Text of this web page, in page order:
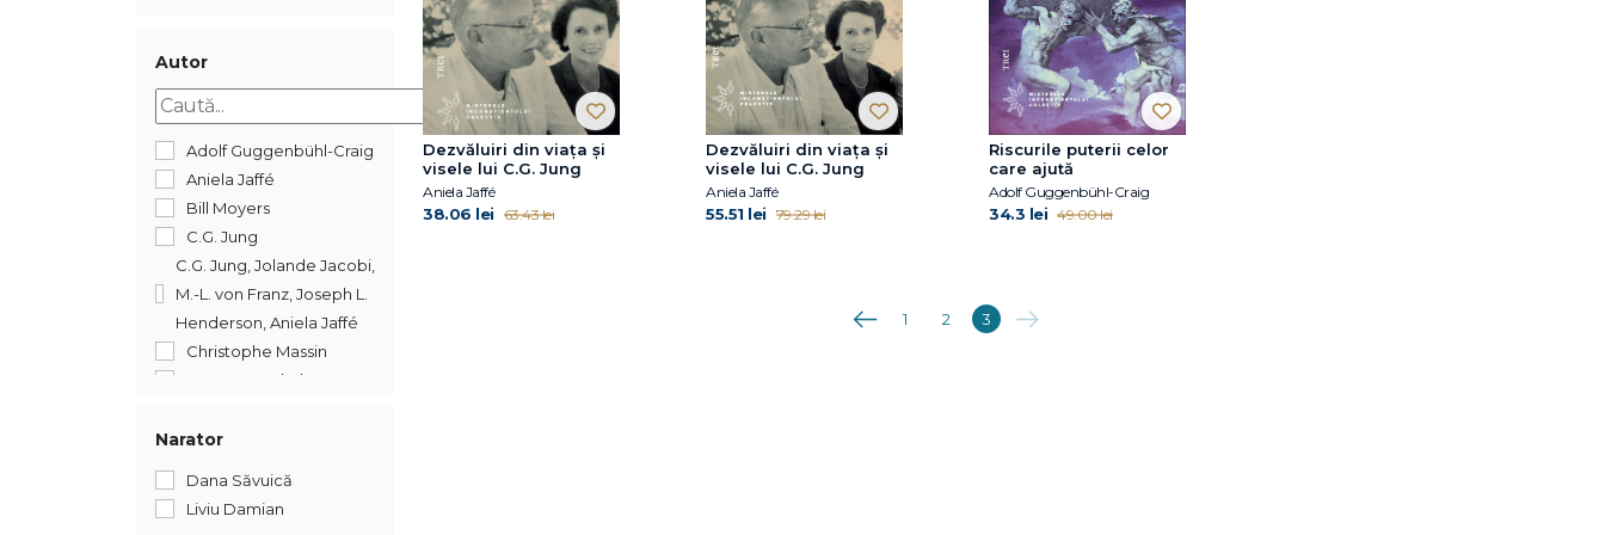
2016
2014
2013
2012
2011
Autor
Adolf Guggenbühl-Craig
Aniela Jaffé
Bill Moyers
C.G. Jung
C.G. Jung, Jolande Jacobi,
M.-L. von Franz, Joseph L.
Henderson, Aniela Jaffé
Christophe Massin
Duane P. Schultz
Ingrid Riedel (ED.)
Narator
Dana Săvuică
Liviu Damian
Dezvăluiri din viața și
visele lui C.G. Jung
Aniela Jaffé
38.06 lei 63.43 lei
Dezvăluiri din viața și
visele lui C.G. Jung
Aniela Jaffé
55.51 lei 79.29 lei
Riscurile puterii celor
care ajută
Adolf Guggenbühl-Craig
34.3 lei 49.00 lei
Anterioara
1 2 3 Următoarea